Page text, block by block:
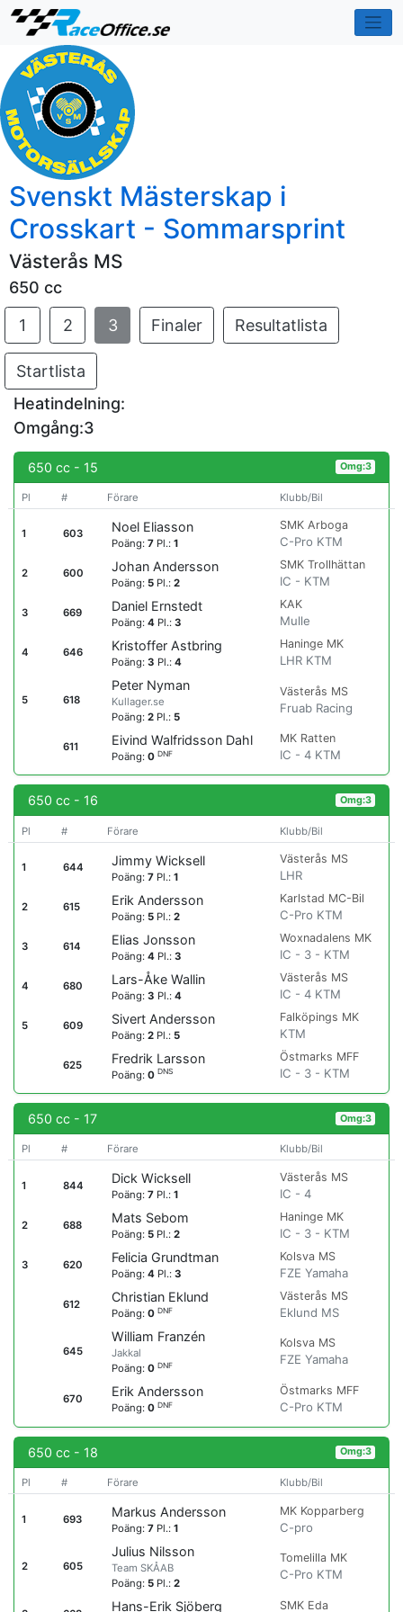
Svenskt Mästerskap i
Crosskart - Sommarsprint
Västerås MS
650 cc
1
2 3 Finaler Resultatlista
Startlista
Heatindelning:
Omgång:3
650 cc - 15 Omg:3
Pl # Förare Klubb/Bil
1 603 Noel Eliasson
Poäng:7 Pl.:1
SMK Arboga
C-Pro KTM
2 600 Johan Andersson
Poäng: 5 Pl.:2
SMK Trollhättan
IC - KTM
3 669 Daniel Ernstedt
Poäng:4 Pl.:3
KAK
Mulle
4 646 Kristoffer Astbring
Poäng:3 Pl.:4
Haninge MK
LHR KTM
5 618
Peter Nyman
Kullager.se
Poäng:2 Pl.: 5
Västerås MS
Fruab Racing
611 Eivind Walfridsson Dahl
Poäng:0DNF
MK Ratten
IC - 4 KTM
650 cc - 16 Omg:3
Pl # Förare Klubb/Bil
1 644 Jimmy Wicksell
Poäng:7 Pl.:1
Västerås MS
LHR
2 615 Erik Andersson
Poäng: 5 Pl.:2
Karlstad MC-Bil
C-Pro KTM
3 614 Elias Jonsson
Poäng:4 Pl.:3
Woxnadalens MK
IC - 3 - KTM
4 680 Lars-Åke Wallin
Poäng:3 Pl.:4
Västerås MS
IC - 4 KTM
5 609 Sivert Andersson
Poäng:2 Pl.: 5
Falköpings MK
KTM
625 Fredrik Larsson
Poäng:0DNS
Östmarks MFF
IC - 3 - KTM
650 cc - 17 Omg:3
Pl # Förare Klubb/Bil
1 844 Dick Wicksell
Poäng:7 Pl.:1
Västerås MS
IC - 4
2 688 Mats Sebom
Poäng: 5 Pl.:2
Haninge MK
IC - 3 - KTM
3 620 Felicia Grundtman
Poäng:4 Pl.:3
Kolsva MS
FZE Yamaha
612 Christian Eklund
Poäng:0DNF
Västerås MS
Eklund MS
645
William Franzén
Jakkal
Poäng:0DNF
Kolsva MS
FZE Yamaha
670 Erik Andersson
Poäng:0DNF
Östmarks MFF
C-Pro KTM
650 cc - 18 Omg:3
Pl # Förare Klubb/Bil
1 693 Markus Andersson
Poäng:7 Pl.:1
MK Kopparberg
C-pro
2 605
Julius Nilsson
Team SKÅAB
Poäng: 5 Pl.:2
Tomelilla MK
C-Pro KTM
Hans-Erik Sjöberg SMK Eda